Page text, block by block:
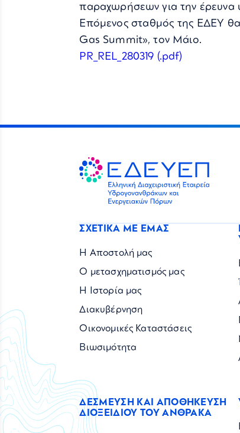
παραχωρήσεων για την έρευνα
Επόμενος σταθμός της ΕΔΕΥ
Gas Summit», τον Μάιο.
PR_REL_280319 (.pdf)
ΣΧΕΤΙΚΑ ΜΕ ΕΜΑΣ
Η Αποστολή μας
Ο μετασχηματισμός μας
Η Ιστορία μας
Διακυβέρνηση
Οικονομικές Καταστάσεις
Βιωσιμότητα
ΔΕΣΜΕΥΣΗ ΚΑΙ ΑΠΟΘΗΚΕΥΣΗ
ΔΙΟΞΕΙΔΙΟΥ ΤΟΥ ΑΝΘΡΑΚΑ